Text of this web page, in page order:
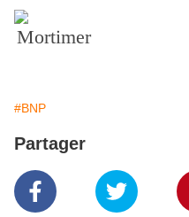
Mortimer
#BNP
Partager